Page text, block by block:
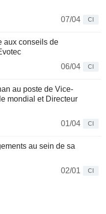
07/04
CI
aux conseils de
06/04
CI
au poste de Vice-
mondial et Directeur
01/04
CI
au sein de sa
02/01
CI